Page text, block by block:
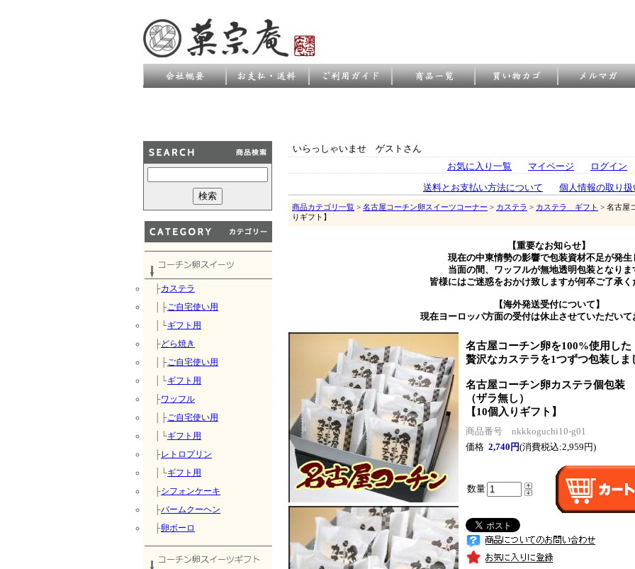
├カステラ
│├ご自宅使い用
│└ギフト用
├どら焼き
│├ご自宅使い用
│└ギフト用
├ワッフル
│├ご自宅使い用
│└ギフト用
├レトロプリン
│└ギフト用
├シフォンケーキ
├バームクーヘン
├卵ボーロ
いらっしゃいませ ゲストさん
お気に入り一覧
マイページ ログイン
送料とお支払い方法について 個人情報の取り
商品カテゴリ一覧 > 名古屋コーチン卵スイーツコーナー > カステラ > カステラ ギフト > 名古屋
りギフト】
【重要なお知らせ】
現在の中東情勢の影響で包装資材不足が発生
当面の間、ワッフルが無地透明包装となりま
皆様にはご迷惑をおかけ致しますが何卒ご了承く
【海外発送受付について】
現在ヨーロッパ方面の受付は休止させていただいて
名古屋コーチン卵を100%使用した
贅沢なカステラを1つずつ包装しま
名古屋コーチン卵カステラ個包装
（ザラ無し）
【10個入りギフト】
商品番号 nkkkoguchi10-g01
価格 2,740円(消費税込:2,959円)
数量